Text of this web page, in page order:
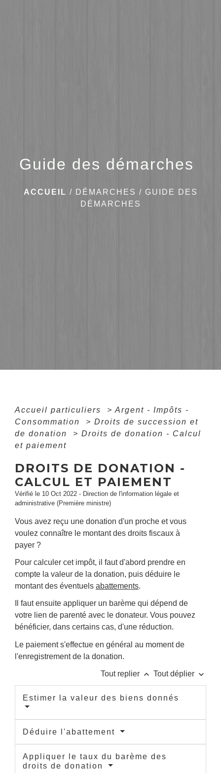
Guide des démarches
ACCUEIL / DÉMARCHES / GUIDE DES
DÉMARCHES
Accueil particuliers > Argent - Impôts -
Consommation
> Droits de succession et
de donation
> Droits de donation - Calcul
et paiement
DROITS DE DONATION -
CALCUL ET PAIEMENT
Vérifié le 10 Oct 2022 - Direction de l'information légale et
administrative (Première ministre)
Vous avez reçu une donation d'un proche et vous
voulez connaître le montant des droits fiscaux à
payer ?
Pour calculer cet impôt, il faut d'abord prendre en
compte la valeur de la donation, puis déduire le
montant des éventuels abattements.
Il faut ensuite appliquer un barème qui dépend de
votre lien de parenté avec le donateur. Vous pouvez
bénéficier, dans certains cas, d'une réduction.
Le paiement s'effectue en général au moment de
l'enregistrement de la donation.
Tout replier keyboard_arrow_up Tout déplier keyboard_arrow_down
Estimer la valeur des biens donnés
Déduire l'abattement
Appliquer le taux du barème des
droits de donation